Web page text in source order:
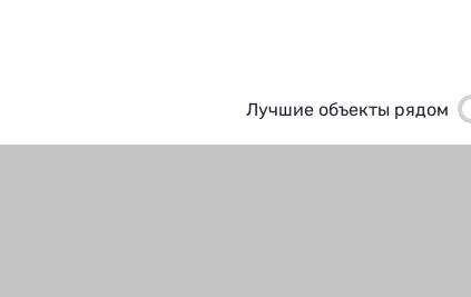
Лучшие объекты рядом